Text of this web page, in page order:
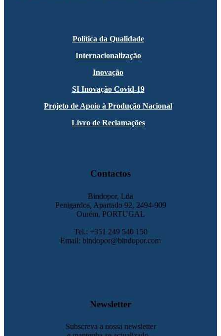
Política da Qualidade
Internacionalização
Inovação
SI Inovação Covid-19
Projeto de Apoio à Produção Nacional
Livro de Reclamações
Contactos
Bindopor, Lda
Penigardos, Apartado 92, 2494-909
Ourém, PORTUGAL
Tel.: +351 249 540 150
Email: bindopor@bindopor.com
Newsletter
Subscreva a nossa newsletter